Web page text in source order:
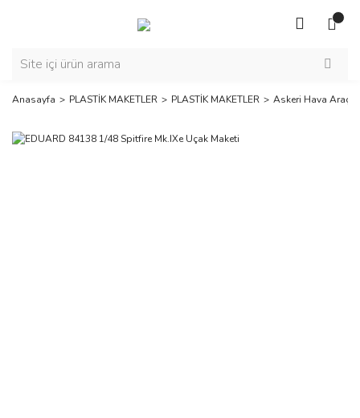
Anasayfa PLASTİK MAKETLER PLASTİK MAKETLER Askeri Hava